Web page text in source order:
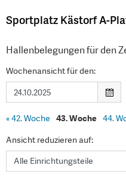
Sportplatz Kästorf A-
Hallenbelegungen für den
Wochenansicht für den:
«42. Woche 43. Woche 44.
Ansicht reduzieren auf: